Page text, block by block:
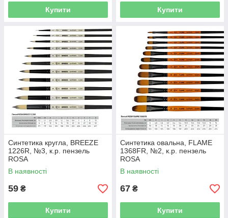
Купити Купити
Синтетика кругла, BREEZE
1226R, №3, к.р. пензель
ROSA
В наявності
59 ₴
Купити
Синтетика овальна, FLAME
1368FR, №2, к.р. пензель
ROSA
В наявності
67 ₴
Купити